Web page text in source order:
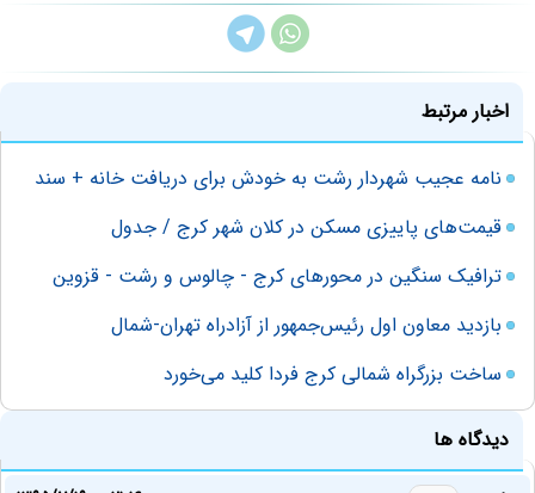
اخبار مرتبط
نامه عجیب شهردار رشت به خودش برای دریافت خانه + سند
قیمت‌های پاییزی مسکن در کلان شهر کرج / جدول
ترافیک سنگین در محورهای کرج - چالوس و رشت - قزوین
بازدید معاون اول رئیس‌جمهور از آزادراه تهران-شمال
ساخت بزرگراه شمالی کرج فردا کلید می‌خورد
دیدگاه ها